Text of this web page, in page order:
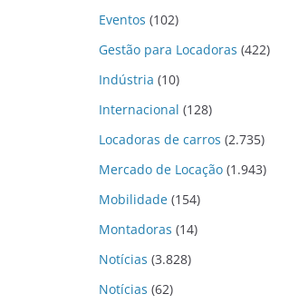
Eventos (102)
Gestão para Locadoras (422)
Indústria (10)
Internacional (128)
Locadoras de carros (2.735)
Mercado de Locação (1.943)
Mobilidade (154)
Montadoras (14)
Notícias (3.828)
Notícias (62)